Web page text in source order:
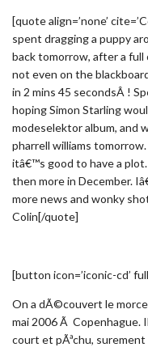
[quote align=’none’
spent dragging a puppy
back tomorrow, after a full
not even on the
in 2 mins 45 secondsÂ !
hoping Simon Starling
modeselektor album, and
pharrell williams
itâ€™s good to have a
then more in December.
more news and wonky
Colin[/quote]
[button icon=’iconic-cd’
On a dÃ©couvert le
mai 2006 Ã Copenhague.
court et pÃªchu,